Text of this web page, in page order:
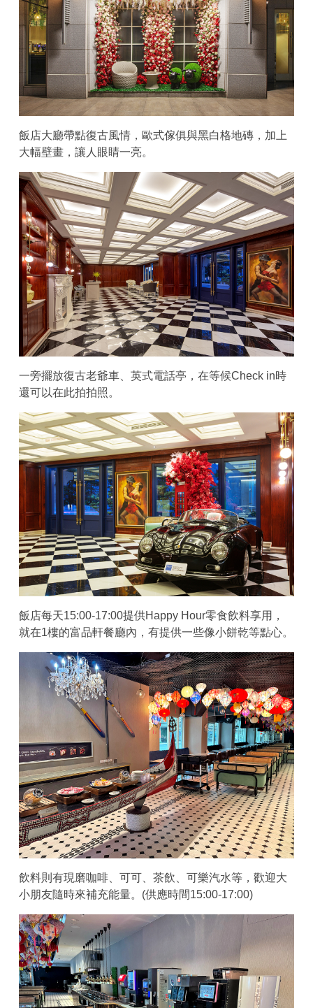
飯店大廳帶點復古風情，歐式傢俱與黑白格地磚，加上
大幅壁畫，讓人眼睛一亮。
一旁擺放復古老爺車、英式電話亭，在等候Check in時
還可以在此拍拍照。
飯店每天15:00-17:00提供Happy Hour零食飲料享用，
就在1樓的富品軒餐廳內，有提供一些像小餅乾等點心。
飲料則有現磨咖啡、可可、茶飲、可樂汽水等，歡迎大
小朋友隨時來補充能量。(供應時間15:00-17:00)